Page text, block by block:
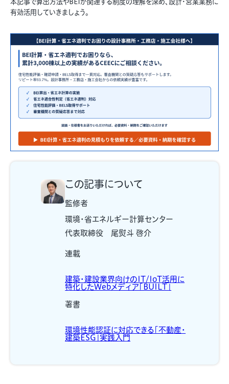
有効活用していきましょう。
この記事について
監修者
環境・省エネルギー計算センター
代表取締役 尾熨斗 啓介
連載
建築・建設業界向けのIT/IoT活用に
特化したWebメディア「BUILT」
著書
環境性能認証に対応できる「不動産・
建築ESG」実践入門